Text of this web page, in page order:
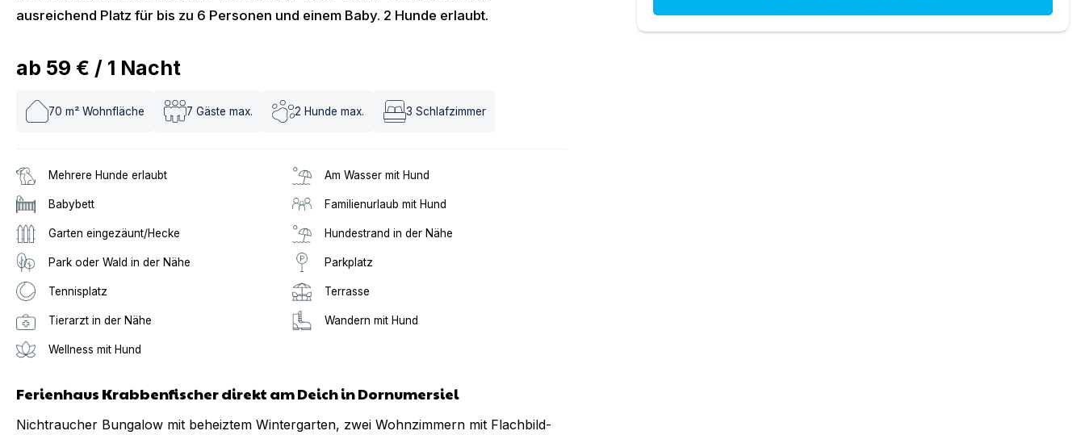
ausreichend Platz für bis zu 6 Personen und einem Baby. 2 Hunde erlaubt.
ab 59 € / 1 Nacht
70 m² Wohnfläche 7 Gäste max. 2 Hunde max. 3 Schlafzimmer
Mehrere Hunde erlaubt Am Wasser mit Hund
Babybett Familienurlaub mit Hund
Garten eingezäunt/Hecke Hundestrand in der Nähe
Park oder Wald in der Nähe Parkplatz
Tennisplatz Terrasse
Tierarzt in der Nähe Wandern mit Hund
Wellness mit Hund
Ferienhaus Krabbenfischer direkt am Deich in Dornumersiel
Nichtraucher Bungalow mit beheiztem Wintergarten, zwei Wohnzimmern mit Flachbild-